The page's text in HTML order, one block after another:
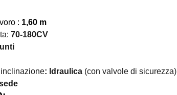
: 1,60 m
70-180CV
: Idraulica (con valvole di sicurezza)